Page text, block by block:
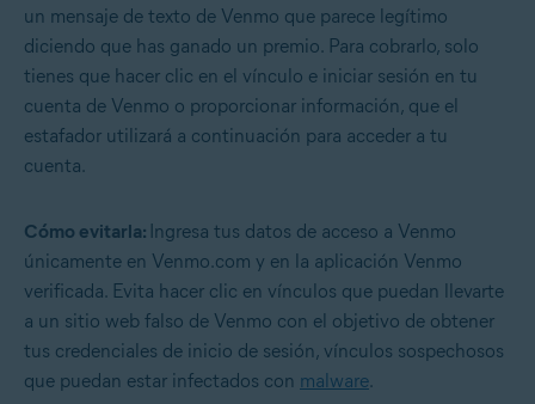
un mensaje de texto de Venmo que parece legítimo
diciendo que has ganado un premio. Para cobrarlo, solo
tienes que hacer clic en el vínculo e iniciar sesión en tu
cuenta de Venmo o proporcionar información, que el
estafador utilizará a continuación para acceder a tu
cuenta.
Cómo evitarla: Ingresa tus datos de acceso a Venmo
únicamente en Venmo.com y en la aplicación Venmo
verificada. Evita hacer clic en vínculos que puedan llevarte
a un sitio web falso de Venmo con el objetivo de obtener
tus credenciales de inicio de sesión, vínculos sospechosos
que puedan estar infectados con malware.